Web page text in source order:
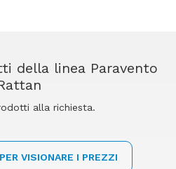
della linea Paravento
alla richiesta.
VISIONARE I PREZZI